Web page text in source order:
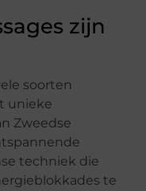
zijn
soorten
unieke
Zweedse
techniek die
te